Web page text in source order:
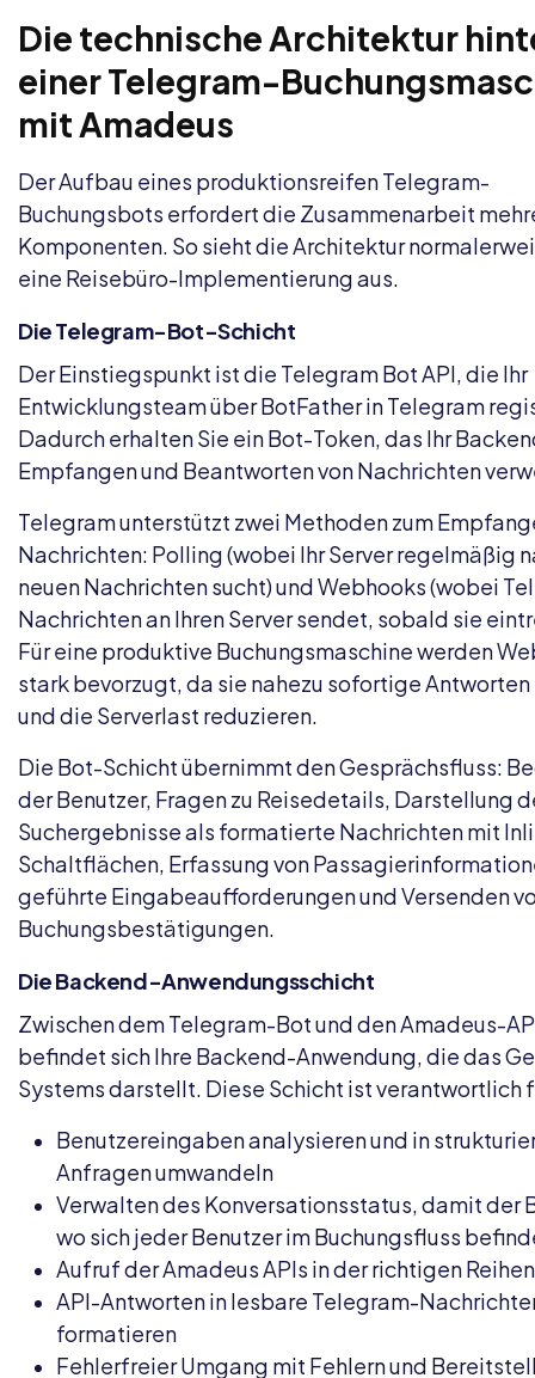
Die technische Architektur
einer Telegram-
mit Amadeus
Der Aufbau eines produktionsreifen Telegram-
Buchungsbots erfordert die Zusammenarbeit
Komponenten. So sieht die Architektur
eine Reisebüro-Implementierung aus.
Die Telegram-Bot-Schicht
Der Einstiegspunkt ist die Telegram Bot API, die Ihr
Entwicklungsteam über BotFather in Telegram
Dadurch erhalten Sie ein Bot-Token, das Ihr
Empfangen und Beantworten von Nachrichten
Telegram unterstützt zwei Methoden zum
Nachrichten: Polling (wobei Ihr Server regelmäßig
neuen Nachrichten sucht) und Webhooks (wobei
Nachrichten an Ihren Server sendet, sobald sie
Für eine produktive Buchungsmaschine werden
stark bevorzugt, da sie nahezu sofortige
und die Serverlast reduzieren.
Die Bot-Schicht übernimmt den Gesprächsfluss:
der Benutzer, Fragen zu Reisedetails, Darstellung
Suchergebnisse als formatierte Nachrichten mit
Schaltflächen, Erfassung von
geführte Eingabeaufforderungen und Versenden
Buchungsbestätigungen.
Die Backend-Anwendungsschicht
Zwischen dem Telegram-Bot und den Amadeus-
befindet sich Ihre Backend-Anwendung, die das
Systems darstellt. Diese Schicht ist verantwortlich
Benutzereingaben analysieren und in
Anfragen umwandeln
Verwalten des Konversationsstatus, damit der
wo sich jeder Benutzer im Buchungsfluss
Aufruf der Amadeus APIs in der richtigen
API-Antworten in lesbare Telegram-
formatieren
Fehlerfreier Umgang mit Fehlern und